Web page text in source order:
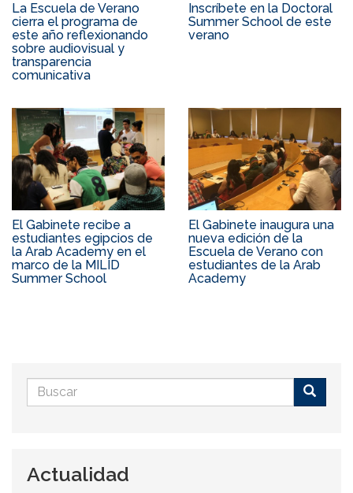
La Escuela de Verano
cierra el programa de
este año reflexionando
sobre audiovisual y
transparencia
comunicativa
Inscríbete en la Doctoral
Summer School de este
verano
El Gabinete recibe a
estudiantes egipcios de
la Arab Academy en el
marco de la MILID
Summer School
El Gabinete inaugura una
nueva edición de la
Escuela de Verano con
estudiantes de la Arab
Academy
Formulario
de
Actualidad